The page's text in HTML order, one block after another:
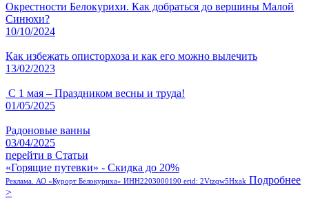
Окрестности Белокурихи. Как добраться до вершины Малой
Синюхи?
10/10/2024
Как избежать описторхоза и как его можно вылечить
13/02/2023
С 1 мая – Праздником весны и труда!
01/05/2025
Радоновые ванны
03/04/2025
перейти в Статьи
«Горящие путевки» - Скидка до 20%
Реклама. АО «Курорт Белокуриха» ИНН2203000190 erid: 2Vtzqw5Hxak Подробнее
>